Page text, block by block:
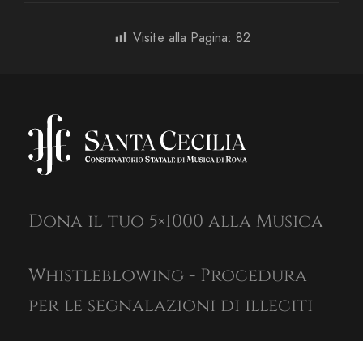
Visite alla Pagina: 82
Dona il tuo 5×1000 alla Musica
Whistleblowing - Procedura
per le segnalazioni di illeciti